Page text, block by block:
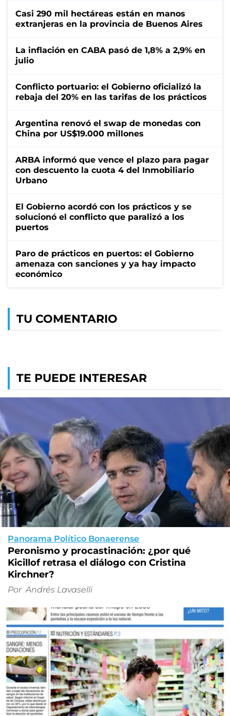
Casi 290 mil hectáreas están en manos
extranjeras en la provincia de Buenos Aires
La inflación en CABA pasó de 1,8% a 2,9% en
julio
Conflicto portuario: el Gobierno oficializó la
rebaja del 20% en las tarifas de los prácticos
Argentina renovó el swap de monedas con
China por US$19.000 millones
ARBA informó que vence el plazo para pagar
con descuento la cuota 4 del Inmobiliario
Urbano
El Gobierno acordó con los prácticos y se
solucionó el conflicto que paralizó a los
puertos
Paro de prácticos en puertos: el Gobierno
amenaza con sanciones y ya hay impacto
económico
TU COMENTARIO
TE PUEDE INTERESAR
Panorama Político Bonaerense
Peronismo y procastinación: ¿por qué
Kicillof retrasa el diálogo con Cristina
Kirchner?
Por Andrés Lavaselli